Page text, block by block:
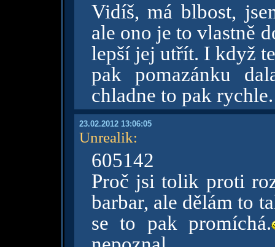
Vidíš, má blbost,
ale ono je to vlastně
lepší jej utřít. I když
pak pomazánku
chladne to pak rychle.
23.02.2012 13:06:05
Unrealik:
605142
Proč jsi tolik proti
barbar, ale dělám to
se to pak promíchá.